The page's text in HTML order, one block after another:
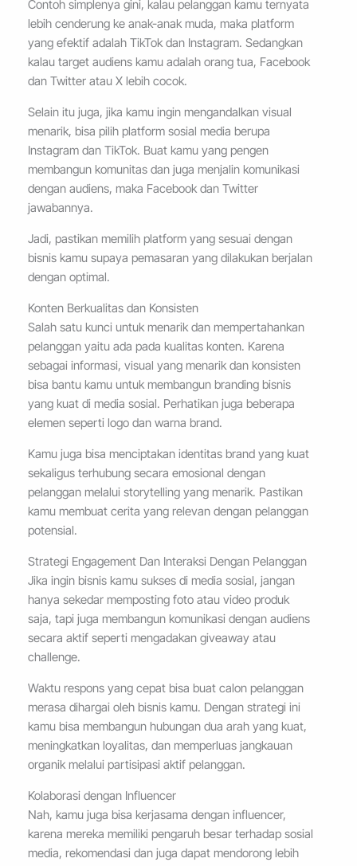
Contoh simplenya gini, kalau pelanggan kamu ternyata
lebih cenderung ke anak-anak muda, maka platform
yang efektif adalah TikTok dan Instagram. Sedangkan
kalau target audiens kamu adalah orang tua, Facebook
dan Twitter atau X lebih cocok.
Selain itu juga, jika kamu ingin mengandalkan visual
menarik, bisa pilih platform sosial media berupa
Instagram dan TikTok. Buat kamu yang pengen
membangun komunitas dan juga menjalin komunikasi
dengan audiens, maka Facebook dan Twitter
jawabannya.
Jadi, pastikan memilih platform yang sesuai dengan
bisnis kamu supaya pemasaran yang dilakukan berjalan
dengan optimal.
Konten Berkualitas dan Konsisten
Salah satu kunci untuk menarik dan mempertahankan
pelanggan yaitu ada pada kualitas konten. Karena
sebagai informasi, visual yang menarik dan konsisten
bisa bantu kamu untuk membangun branding bisnis
yang kuat di media sosial. Perhatikan juga beberapa
elemen seperti logo dan warna brand.
Kamu juga bisa menciptakan identitas brand yang kuat
sekaligus terhubung secara emosional dengan
pelanggan melalui storytelling yang menarik. Pastikan
kamu membuat cerita yang relevan dengan pelanggan
potensial.
Strategi Engagement Dan Interaksi Dengan Pelanggan
Jika ingin bisnis kamu sukses di media sosial, jangan
hanya sekedar memposting foto atau video produk
saja, tapi juga membangun komunikasi dengan audiens
secara aktif seperti mengadakan giveaway atau
challenge.
Waktu respons yang cepat bisa buat calon pelanggan
merasa dihargai oleh bisnis kamu. Dengan strategi ini
kamu bisa membangun hubungan dua arah yang kuat,
meningkatkan loyalitas, dan memperluas jangkauan
organik melalui partisipasi aktif pelanggan.
Kolaborasi dengan Influencer
Nah, kamu juga bisa kerjasama dengan influencer,
karena mereka memiliki pengaruh besar terhadap sosial
media, rekomendasi dan juga dapat mendorong lebih